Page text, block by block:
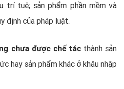
trí tuệ; sản phẩm phần mềm và
định của pháp luật.
chưa được chế tácthành sản
hay sản phẩm khác ở khâu nhập